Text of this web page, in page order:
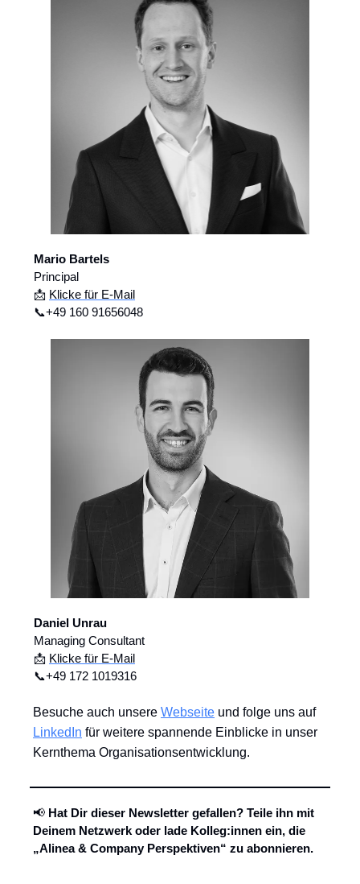
Mario Bartels
Principal
📩 Klicke für E-Mail
📞+49 160 91656048
Daniel Unrau
Managing Consultant
📩 Klicke für E-Mail
📞+49 172 1019316
Besuche auch unsere Webseite und folge uns auf
LinkedIn für weitere spannende Einblicke in unser
Kernthema Organisationsentwicklung.
📢 Hat Dir dieser Newsletter gefallen? Teile ihn mit
Deinem Netzwerk oder lade Kolleg:innen ein, die
„Alinea & Company Perspektiven“ zu abonnieren.